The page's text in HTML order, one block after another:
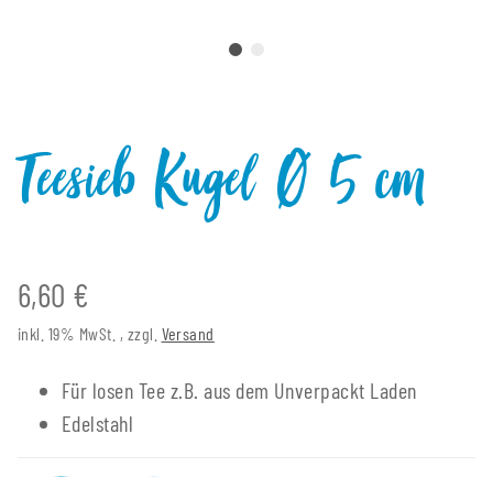
Teesieb Kugel Ø 5 cm
6,60 €
inkl. 19% MwSt. , zzgl. Versand
Für losen Tee z.B. aus dem Unverpackt Laden
Edelstahl